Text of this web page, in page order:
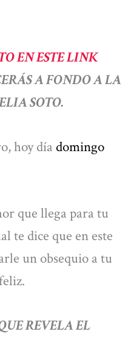
EN ESTE LINK
A FONDO A LA
SOTO.
hoy día domingo
que llega para tu
te dice que en este
un obsequio a tu
REVELA EL